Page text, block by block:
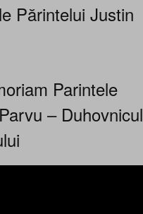
Părintelui Justin
Parintele
– Duhovnicul